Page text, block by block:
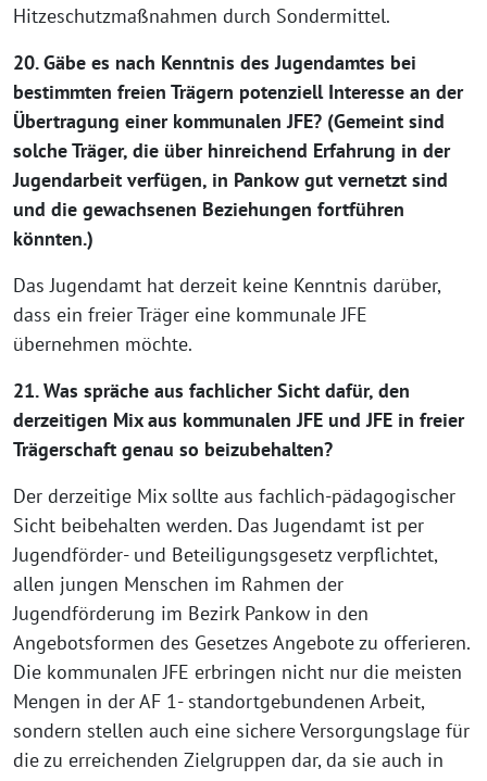
Hitzeschutzmaßnahmen durch Sondermittel.
20. Gäbe es nach Kenntnis des Jugendamtes bei
bestimmten freien Trägern potenziell Interesse an der
Übertragung einer kommunalen JFE? (Gemeint sind
solche Träger, die über hinreichend Erfahrung in der
Jugendarbeit verfügen, in Pankow gut vernetzt sind
und die gewachsenen Beziehungen fortführen
könnten.)
Das Jugendamt hat derzeit keine Kenntnis darüber,
dass ein freier Träger eine kommunale JFE
übernehmen möchte.
21. Was spräche aus fachlicher Sicht dafür, den
derzeitigen Mix aus kommunalen JFE und JFE in freier
Trägerschaft genau so beizubehalten?
Der derzeitige Mix sollte aus fachlich-pädagogischer
Sicht beibehalten werden. Das Jugendamt ist per
Jugendförder- und Beteiligungsgesetz verpflichtet,
allen jungen Menschen im Rahmen der
Jugendförderung im Bezirk Pankow in den
Angebotsformen des Gesetzes Angebote zu offerieren.
Die kommunalen JFE erbringen nicht nur die meisten
Mengen in der AF 1- standortgebundenen Arbeit,
sondern stellen auch eine sichere Versorgungslage für
die zu erreichenden Zielgruppen dar, da sie auch in